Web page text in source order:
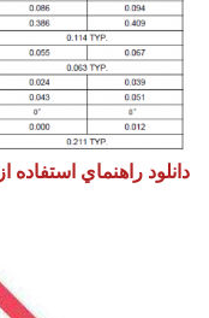
دانلود راهنماي استفاده از JY4P7M